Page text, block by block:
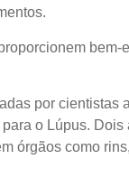
por cientistas
o Lúpus.
órgãos como